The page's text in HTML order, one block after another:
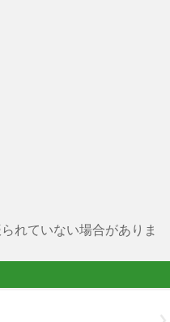
れていない場合がありま